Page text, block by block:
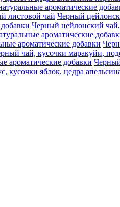
ароматические
листовой чай Черный
Черный цейлонский чай,
ароматические
ароматические добавки
чай, кусочки маракуйи,
ароматические добавки
кусочки яблок, цедра